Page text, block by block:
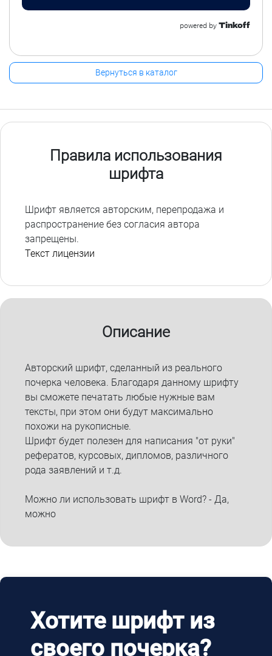
powered by Tinkoff
Вернуться в каталог
Правила использования
шрифта
Шрифт является авторским, перепродажа и
распространение без согласия автора
запрещены.
Текст лицензии
Описание
Авторский шрифт, сделанный из реального
почерка человека. Благодаря данному шрифту
вы сможете печатать любые нужные вам
тексты, при этом они будут максимально
похожи на рукописные.
Шрифт будет полезен для написания "от руки"
рефератов, курсовых, дипломов, различного
рода заявлений и т.д.
Можно ли использовать шрифт в Word? - Да,
можно
Хотите шрифт из
своего почерка?